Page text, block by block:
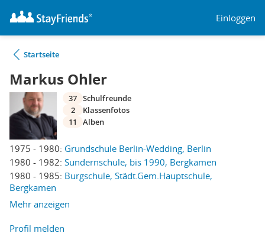
Einloggen
Startseite
Markus Ohler
1975 - 1980: Grundschule Berlin-Wedding, Berlin
1980 - 1982: Sundernschule, bis 1990, Bergkamen
1980 - 1985: Burgschule, Städt.Gem.Hauptschule,
Bergkamen
Mehr anzeigen
37 Schulfreunde
2
Klassenfotos
11
Alben
Profil melden